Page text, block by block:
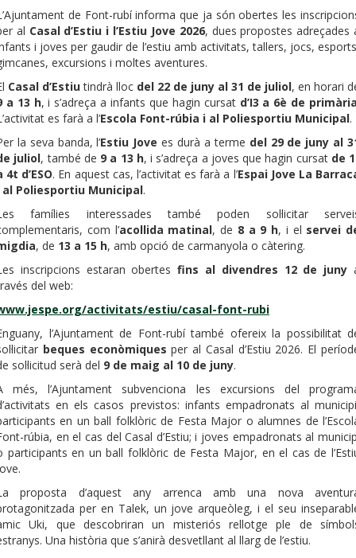
de Font-rubí informa que ja són obertes les
al Casal d’Estiu i l’Estiu Jove 2026, dues propostes adreçades
i joves per gaudir de l’estiu amb activitats, tallers, jocs,
excursions i moltes aventures.
Casal d’Estiutindrà lloc del 22 de juny al 31 de juliol, en horari
a 13 h, i s’adreça a infants que hagin cursat d’I3 a 6è de
es farà a l’Escola Font-rúbia i al Poliesportiu Municipal.
la seva banda, l’Estiu Jove es durà a terme del 29 de juny al
juliol, també de 9 a 13 h, i s’adreça a joves que hagin cursat de
4t d’ESO. En aquest cas, l’activitat es farà a l’Espai Jove La
al Poliesportiu Municipal.
famílies interessades també poden sol·licitar
com l’acollida matinal, de 8 a 9 h, i el servei
, de 13 a 15 h, amb opció de carmanyola o càtering.
inscripcions estaran obertesfins al divendres 12 de juny
del web:
activitats/estiu/casal-font-rubi
l’Ajuntament de Font-rubí també ofereix la possibilitat
beques econòmiques per al Casal d’Estiu 2026. El
sol·licitud serà del 9 de maig al 10 de juny.
més, l’Ajuntament subvenciona les excursions del
en els casos previstos: infants empadronats al
en un ball folklòric de Festa Major o alumnes de
rúbia, en el cas del Casal d’Estiu; i joves empadronats al
participants en un ball folklòric de Festa Major, en el cas de
proposta d’aquest any arrenca amb una nova
per en Talek, un jove arqueòleg, i el seu
Uki, que descobriran un misteriós rellotge ple de
Una història que s’anirà desvetllant al llarg de l’estiu.